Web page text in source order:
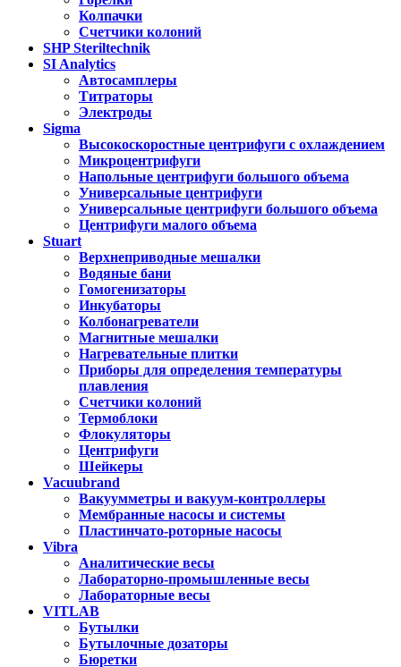
Колпачки
Счетчики колоний
SHP Steriltechnik
SI Analytics
Автосамплеры
Титраторы
Электроды
Sigma
Высокоскоростные центрифуги с охлаждением
Микроцентрифуги
Напольные центрифуги большого объема
Универсальные центрифуги
Универсальные центрифуги большого объема
Центрифуги малого объема
Stuart
Верхнеприводные мешалки
Водяные бани
Гомогенизаторы
Инкубаторы
Колбонагреватели
Магнитные мешалки
Нагревательные плитки
Приборы для определения температуры
плавления
Счетчики колоний
Термоблоки
Флокуляторы
Центрифуги
Шейкеры
Vacuubrand
Вакуумметры и вакуум-контроллеры
Мембранные насосы и системы
Пластинчато-роторные насосы
Vibra
Аналитические весы
Лабораторно-промышленные весы
Лабораторные весы
VITLAB
Бутылки
Бутылочные дозаторы
Бюретки